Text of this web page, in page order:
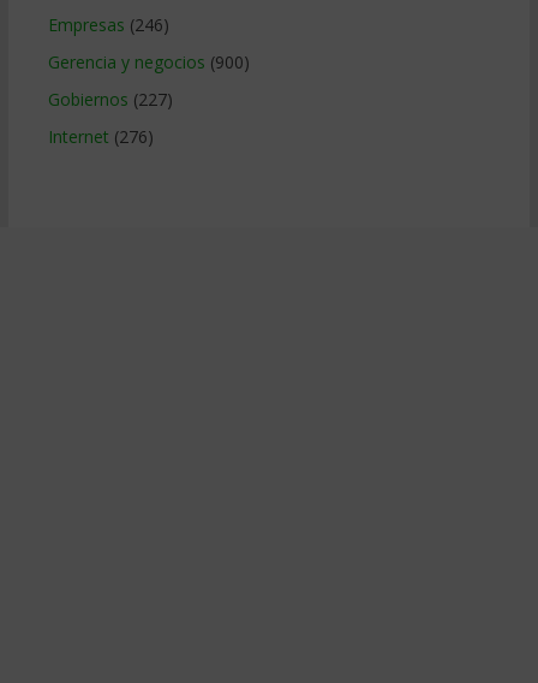
Empresas (246)
Gerencia y negocios (900)
Gobiernos (227)
Internet (276)